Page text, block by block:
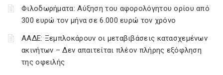
Φιλοδωρήματα: Αύξηση του αφορολόγητου ορίου από
300 ευρώ τον μήνα σε 6.000 ευρώ τον χρόνο
ΑΑΔΕ: Ξεμπλοκάρουν οι μεταβιβάσεις κατασχεμένων
ακινήτων – Δεν απαιτείται πλέον πλήρης εξόφληση
της οφειλής